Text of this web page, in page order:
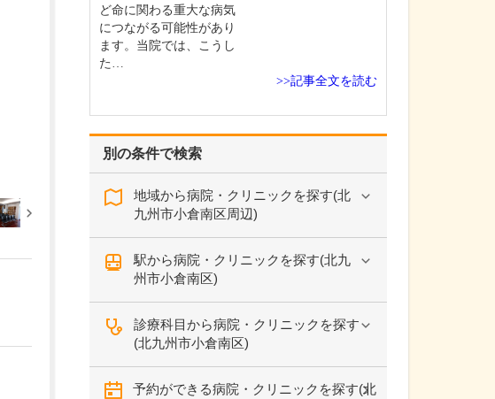
別の条件で検索
地域から病院・クリニックを探す(北
九州市小倉南区周辺)
駅から病院・クリニックを探す(北九
州市小倉南区)
診療科目から病院・クリニックを探す
(北九州市小倉南区)
予約ができる病院・クリニックを探す(北
ど命に関わる重大な病気
につながる可能性があり
ます。当院では、こうし
た…
>>記事全文を読む